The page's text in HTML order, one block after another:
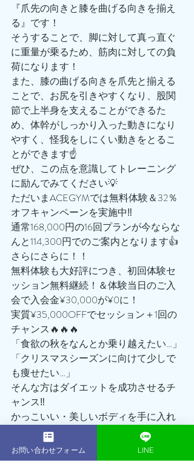
『爪先の向きと膝を曲げる向きを揃え
る』です！
そうすることで、脚に対して真っ直ぐ
に重量が乗るため、筋肉に対しての負
荷になります！
また、膝の曲げる向きを爪先と揃える
ことで、お尻を引きやすくなり、股関
節で上半身を支えることができるた
め、体幹がしっかり入った動きになり
やすく、怪我をしにくい動きをとるこ
とができます☝️
ぜひ、この点を意識してトレーニング
に励んでみてください💡
ただいまACEGYMでは無料体験＆32％
オフキャンペーンを実施中‼️
通常168,000円の16回プランが今ならな
んと114,300円でのご案内となります👍
さらにさらに！！
無料体験も大好評につき、初回体験セ
ッション無料継続！＆体験当日のご入
会で入会金¥30,000が¥0に！
実質¥35,000OFFでセッション＋1回の
チャンス🔥🔥🔥
「食欲の秋をなんとか乗り越えたい…」
「クリスマスシーズンに向けて少しで
も痩せたい…」
そんな方はダイエットを成功させるチ
ャンス‼️
かっこいい・美しいボディを手に入れ
ませんか？？
ぜひこの機会を逃すことなく、まずは
無料体験トレーニングに足を運んでみ
お問い合わせフォーム LINE